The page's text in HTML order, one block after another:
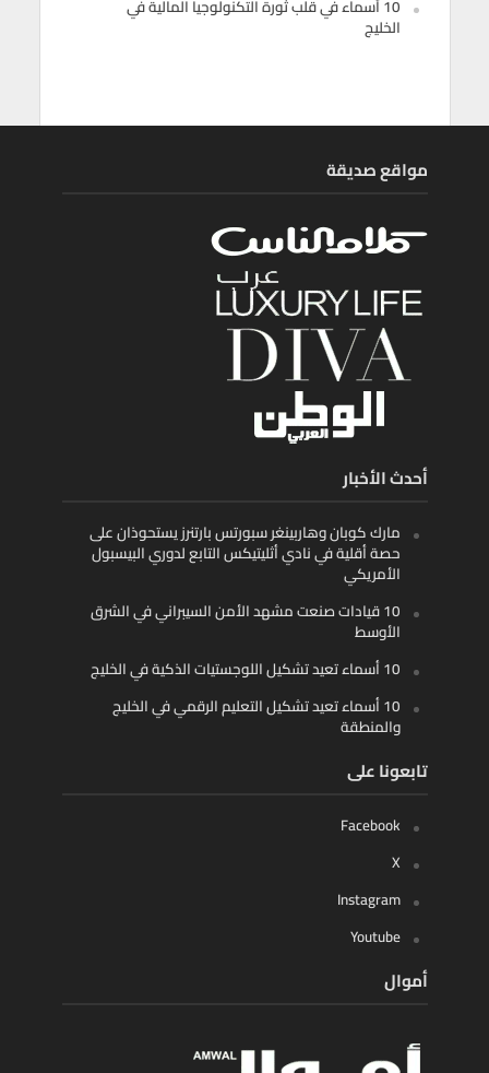
10 أسماء في قلب ثورة التكنولوجيا المالية في
الخليج
مواقع صديقة
أحدث الأخبار
مارك كوبان وهاربينغر سبورتس بارتنرز يستحوذان على
حصة أقلية في نادي أثليتيكس التابع لدوري البيسبول
الأمريكي
10 قيادات صنعت مشهد الأمن السيبراني في الشرق
الأوسط
10 أسماء تعيد تشكيل اللوجستيات الذكية في الخليج
10 أسماء تعيد تشكيل التعليم الرقمي في الخليج
والمنطقة
تابعونا على
Facebook
X
Instagram
Youtube
أموال